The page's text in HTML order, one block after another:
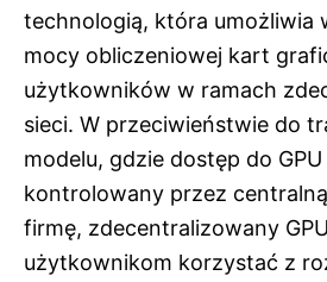
technologią, która umożliwia
mocy obliczeniowej kart
użytkowników w ramach
sieci. W przeciwieństwie do
modelu, gdzie dostęp do GPU
kontrolowany przez
firmę, zdecentralizowany
użytkownikom korzystać z